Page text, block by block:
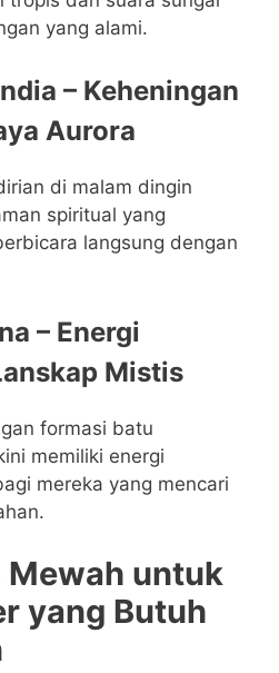
yang alami.
– Keheningan
Aurora
di malam dingin
spiritual yang
langsung dengan
– Energi
Mistis
formasi batu
memiliki energi
mereka yang mencari
Mewah untuk
yang Butuh